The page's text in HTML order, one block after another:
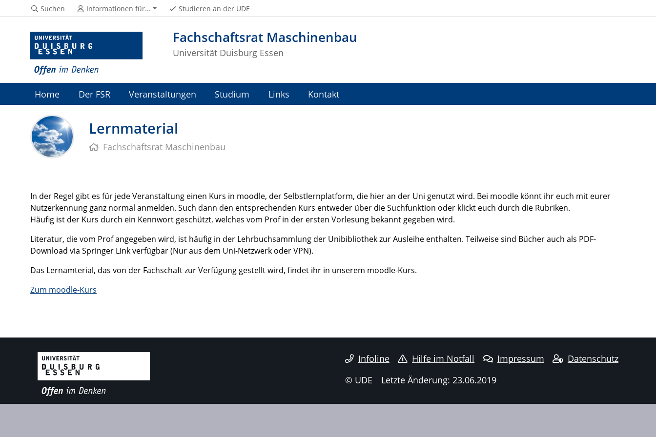
Fachschaftsrat Maschinenbau
Universität Duisburg Essen
Suchen Informationen für... Studieren an der UDE
Home Der FSR Veranstaltungen Studium Links Kontakt
Lernmaterial
Fachschaftsrat Maschinenbau
In der Regel gibt es für jede Veranstaltung einen Kurs in moodle, der Selbstlernplatform, die hier an der Uni genutzt wird. Bei moodle könnt ihr euch mit eurer
Nutzerkennung ganz normal anmelden. Such dann den entsprechenden Kurs entweder über die Suchfunktion oder klickt euch durch die Rubriken.
Häufig ist der Kurs durch ein Kennwort geschützt, welches vom Prof in der ersten Vorlesung bekannt gegeben wird.
Literatur, die vom Prof angegeben wird, ist häufig in der Lehrbuchsammlung der Unibibliothek zur Ausleihe enthalten. Teilweise sind Bücher auch als PDF-
Download via Springer Link verfügbar (Nur aus dem Uni-Netzwerk oder VPN).
Das Lernamterial, das von der Fachschaft zur Verfügung gestellt wird, findet ihr in unserem moodle-Kurs.
Zum moodle-Kurs
Infoline Hilfe im Notfall Impressum
Datenschutz
© UDE
Letzte Änderung: 23.06.2019